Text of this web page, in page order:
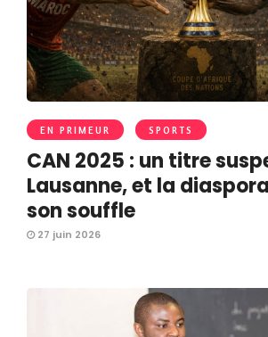
EN PRIMEUR SPORTS
CAN 2025 : un titre
Lausanne, et la
son souffle
27 juin 2026